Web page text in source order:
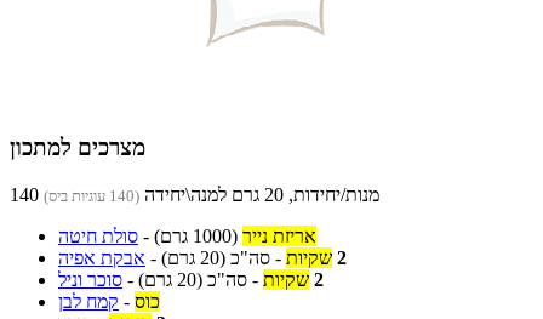
מצרכים למתכון
140 מנות/יחידות, 20 גרם למנה\יחידה (140 עוגיות ביס)
סולת חיטה - אריזת נייר (1000 גרם)
אבקת אפיה - 2 שקיות - סה"כ (20 גרם)
סוכר וניל - 2 שקיות - סה"כ (20 גרם)
קמח לבן - כוס